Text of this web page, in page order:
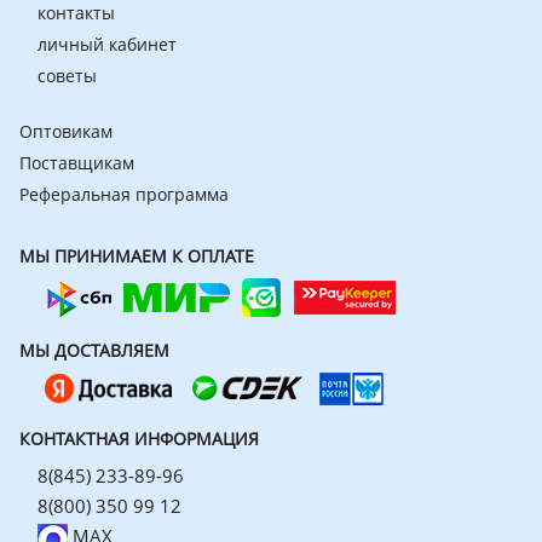
контакты
личный кабинет
советы
Оптовикам
Поставщикам
Реферальная программа
МЫ ПРИНИМАЕМ К ОПЛАТЕ
МЫ ДОСТАВЛЯЕМ
КОНТАКТНАЯ ИНФОРМАЦИЯ
8(845) 233-89-96
8(800) 350 99 12
MAX